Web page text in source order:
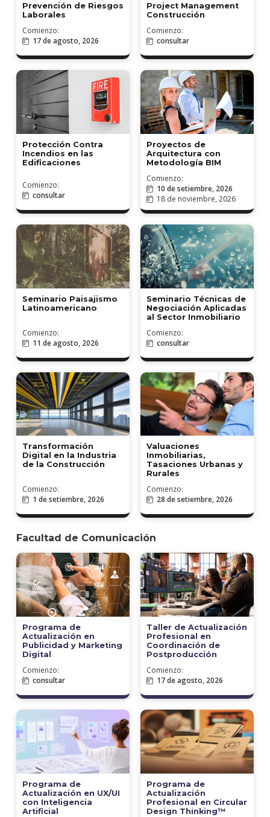
Prevención de Riesgos
Laborales
Comienzo:
17 de agosto, 2026
Project Management
Construcción
Comienzo:
consultar
Protección Contra
Incendios en las
Edificaciones
Comienzo:
consultar
Proyectos de
Arquitectura con
Metodología BIM
Comienzo:
10 de setiembre, 2026
18 de noviembre, 2026
Seminario Paisajismo
Latinoamericano
Comienzo:
11 de agosto, 2026
Seminario Técnicas de
Negociación Aplicadas
al Sector Inmobiliario
Comienzo:
consultar
Transformación
Digital en la Industria
de la Construcción
Comienzo:
1 de setiembre, 2026
Valuaciones
Inmobiliarias,
Tasaciones Urbanas y
Rurales
Comienzo:
28 de setiembre, 2026
Facultad de Comunicación
Programa de
Actualización en
Publicidad y Marketing
Digital
Comienzo:
consultar
Taller de Actualización
Profesional en
Coordinación de
Postproducción
Comienzo:
17 de agosto, 2026
Programa de
Actualización en UX/UI
con Inteligencia
Artificial
Programa de
Actualización
Profesional en Circular
Design Thinking™